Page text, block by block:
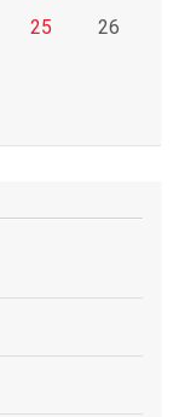
25
26